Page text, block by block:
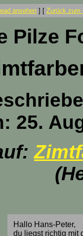
ansehen ] [ Zurück zum
Pilze
25.
Hallo Hans-Peter,
du liegst richtig mit